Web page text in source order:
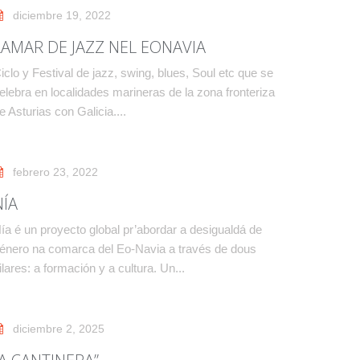
diciembre 19, 2022
DE JAZZ NEL EONAVIA
y Festival de jazz, swing, blues, Soul etc que se
en localidades marineras de la zona fronteriza
Asturias con Galicia....
febrero 23, 2022
é un proyecto global pr’abordar a desigualdá de
na comarca del Eo-Navia a través de dous
a formación y a cultura. Un...
diciembre 2, 2025